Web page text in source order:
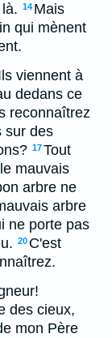
14 Mais
qui mènent
viennent à
dedans ce
reconnaîtrez
sur des
17Tout
mauvais
arbre ne
arbre
ne porte pas
20 C'est
des cieux,
mon Père